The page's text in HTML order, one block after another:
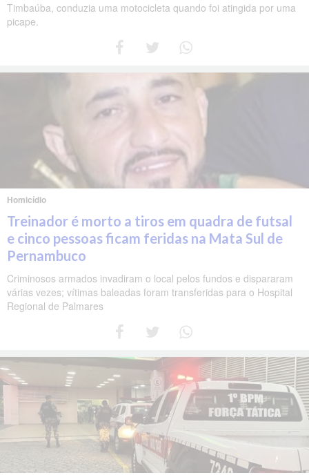
Timbaúba, conduzia uma motocicleta quando foi atingida por uma
picape.
Homicídio
Treinador é morto a tiros em quadra de futsal
e cinco pessoas ficam feridas na Mata Sul de
Pernambuco
Criminosos armados invadiram o local pelos fundos e dispararam
várias vezes; vítimas baleadas foram transferidas para o Hospital
Regional de Palmares